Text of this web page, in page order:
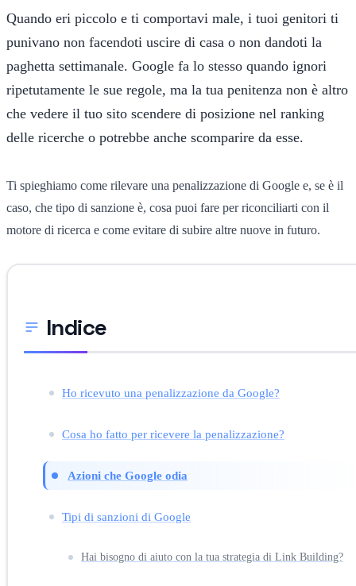
Quando eri piccolo e ti comportavi male, i tuoi genitori ti
punivano non facendoti uscire di casa o non dandoti la
paghetta settimanale. Google fa lo stesso quando ignori
ripetutamente le sue regole, ma la tua penitenza non è altro
che vedere il tuo sito scendere di posizione nel ranking
delle ricerche o potrebbe anche scomparire da esse.
Ti spieghiamo come rilevare una penalizzazione di Google e, se è il
caso, che tipo di sanzione è, cosa puoi fare per riconciliarti con il
motore di ricerca e come evitare di subire altre nuove in futuro.
Indice
Ho ricevuto una penalizzazione da Google?
Cosa ho fatto per ricevere la penalizzazione?
Azioni che Google odia
Tipi di sanzioni di Google
Hai bisogno di aiuto con la tua strategia di Link Building?